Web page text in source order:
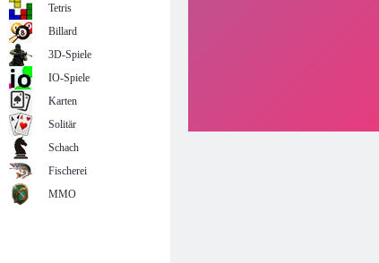
Tetris
Billard
3D-Spiele
IO-Spiele
Karten
Solitär
Schach
Fischerei
MMO